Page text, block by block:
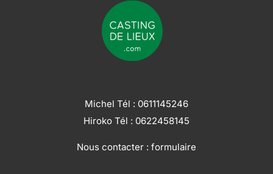
Michel Tél : 0611145246
Hiroko Tél : 0622458145
Nous contacter : formulaire